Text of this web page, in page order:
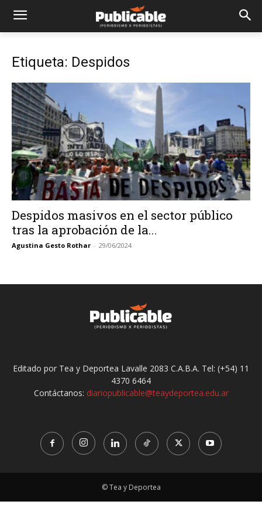
Etiqueta: Despidos
Despidos masivos en el sector público
tras la aprobación de la...
Agustina Gesto Rothar - 29/06/2024
Editado por Tea y Deportea Lavalle 2083 C.A.B.A. Tel: (+54) 11
4370 6464
Contáctanos: diariopublicable@teaydeportea.edu.ar
© Tea y Deportea